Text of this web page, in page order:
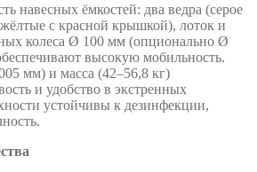
навесных ёмкостей: два ведра (серое
с красной крышкой), лоток и
колеса Ø 100 мм (опционально Ø
высокую мобильность.
мм) и масса (42–56,8 кг)
и удобство в экстренных
устойчивы к дезинфекции,